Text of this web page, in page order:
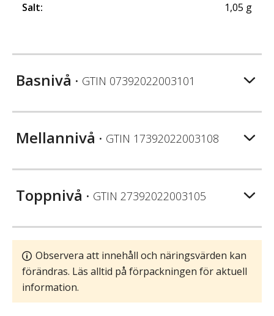
Salt: 1,05 g
Basnivå • GTIN 07392022003101
Mellannivå • GTIN 17392022003108
Toppnivå • GTIN 27392022003105
Observera att innehåll och näringsvärden kan
förändras. Läs alltid på förpackningen för aktuell
information.